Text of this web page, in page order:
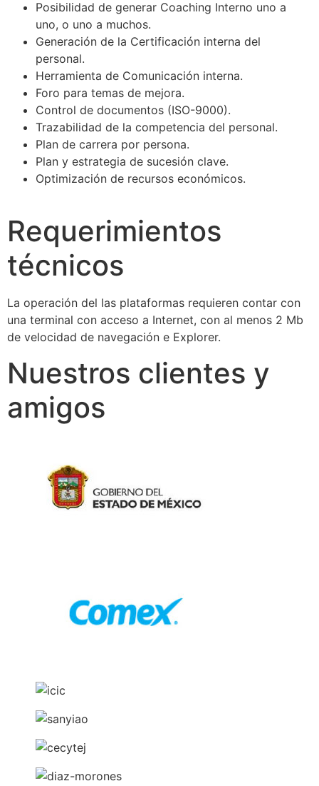
Posibilidad de generar Coaching Interno uno a
uno, o uno a muchos.
Generación de la Certificación interna del
personal.
Herramienta de Comunicación interna.
Foro para temas de mejora.
Control de documentos (ISO-9000).
Trazabilidad de la competencia del personal.
Plan de carrera por persona.
Plan y estrategia de sucesión clave.
Optimización de recursos económicos.
Requerimientos
técnicos
La operación del las plataformas requieren contar con
una terminal con acceso a Internet, con al menos 2 Mb
de velocidad de navegación e Explorer.
Nuestros clientes y
amigos